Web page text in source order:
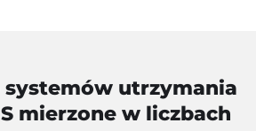
systemów utrzymania
mierzone w liczbach